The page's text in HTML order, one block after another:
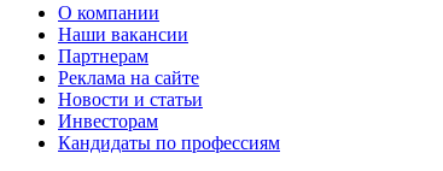
О компании
Наши вакансии
Партнерам
Реклама на сайте
Новости и статьи
Инвесторам
Кандидаты по профессиям